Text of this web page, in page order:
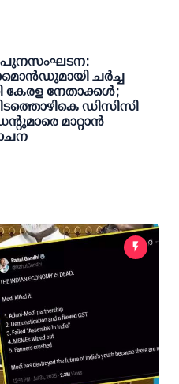
പുനസംഘടന:
ചര്‍ച്ച
കേരള നേതാക്കള്‍;
ഡിസിസി
മാറ്റാന്‍